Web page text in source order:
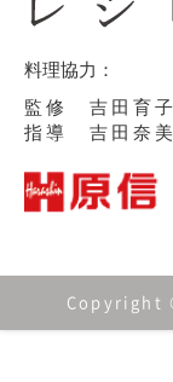
料理協力：
監修 吉田育子
指導 吉田奈美
Copyright